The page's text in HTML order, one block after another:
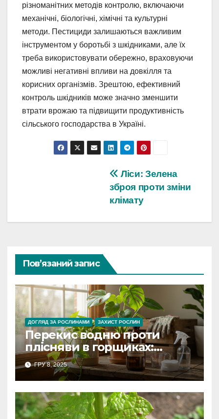
різноманітних методів контролю, включаючи
механічні, біологічні, хімічні та культурні
методи. Пестициди залишаються важливим
інструментом у боротьбі з шкідниками, але їх
треба використовувати обережно, враховуючи
можливі негативні впливи на довкілля та
корисних організмів. Зрештою, ефективний
контроль шкідників може значно зменшити
втрати врожаю та підвищити продуктивність
сільського господарства в Україні.
Ліси: Зелена
зброя проти зміни
клімату
Пов’язаний запис
ДОГЛЯД ЗА РОСЛИНАМИ ЗАХИСТ РОСЛИН
Перекис водню проти
плісняви в горщиках:
інструкція застосування
ГРУ 8, 2025